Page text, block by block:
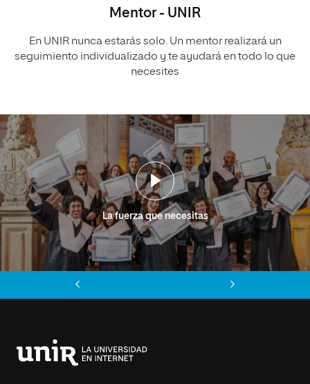
Mentor - UNIR
En UNIR nunca estarás solo. Un mentor realizará un
seguimiento individualizado y te ayudará en todo lo que
necesites
La fuerza que necesitas